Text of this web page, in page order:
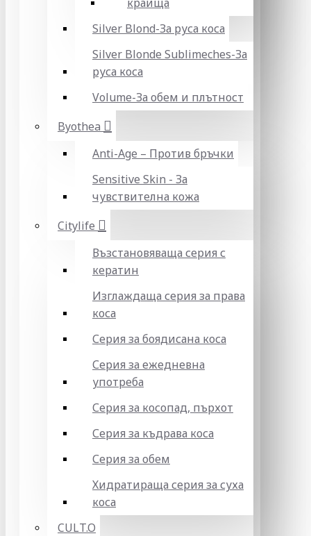
Silver Blond-За руса коса
Silver Blonde Sublіmeches-За
руса коса
Volume-За обем и плътност
Byothea
Anti-Age – Против бръчки
Sensitive Skin - За
чувствителна кожа
Citylife
Възстановяваща серия с
кератин
Изглаждаща серия за права
коса
Серия за боядисана коса
Серия за ежедневна
употреба
Серия за косопад, пърхот
Серия за къдрава коса
Серия за обем
Хидратираща серия за суха
коса
CULT.O